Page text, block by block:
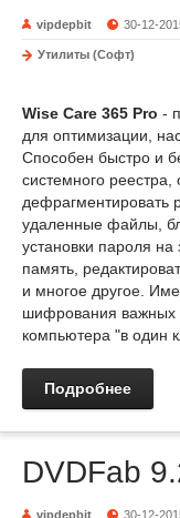
vipdepbit 30-12-
Утилиты (Софт)
Wise Care 365 Pro -
для оптимизации,
Способен быстро и
системного реестра,
дефрагментировать
удаленные файлы,
установки пароля на
память,
и многое другое.
шифрования важных
компьютера "в один
Подробнее
DVDFab
vipdepbit 30-12-